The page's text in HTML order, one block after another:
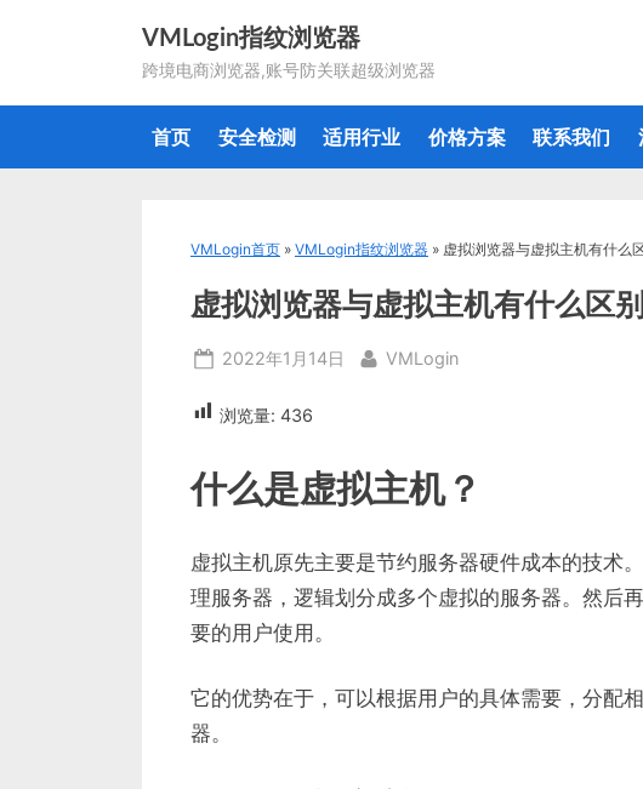
VMLogin指纹浏览器
跨境电商浏览器,账号防关联超级浏览器
首页 安全检测 适用行业 价格方案 联系我们
VMLogin首页 » VMLogin指纹浏览器 » 虚拟浏览器与虚拟主机有什么
虚拟浏览器与虚拟主机有什么区
Posted
2022年1月14日 By
VMLogin
浏览量: 436
什么是虚拟主机？
虚拟主机原先主要是节约服务器硬件成本的技术
理服务器，逻辑划分成多个虚拟的服务器。然后
要的用户使用。
它的优势在于，可以根据用户的具体需要，分配
器。